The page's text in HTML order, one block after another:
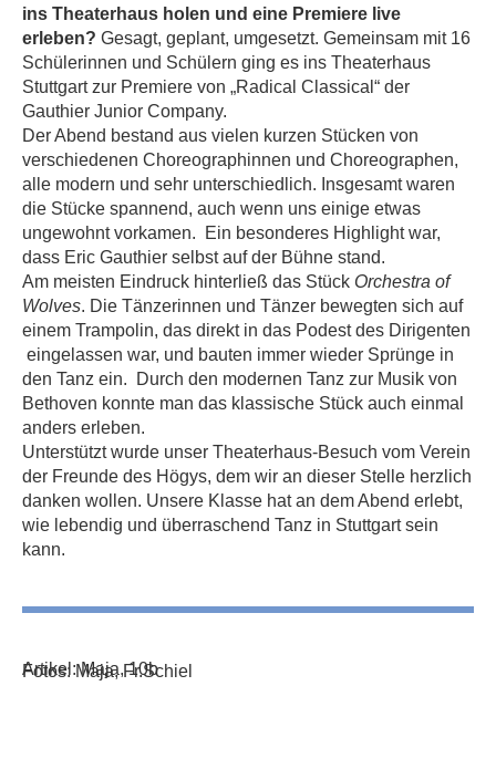
ins Theaterhaus holen und eine Premiere live
erleben? Gesagt, geplant, umgesetzt. Gemeinsam mit 16
Schülerinnen und Schülern ging es ins Theaterhaus
Stuttgart zur Premiere von „Radical Classical“ der
Gauthier Junior Company.
Der Abend bestand aus vielen kurzen Stücken von
verschiedenen Choreographinnen und Choreographen,
alle modern und sehr unterschiedlich. Insgesamt waren
die Stücke spannend, auch wenn uns einige etwas
ungewohnt vorkamen. Ein besonderes Highlight war,
dass Eric Gauthier selbst auf der Bühne stand.
Am meisten Eindruck hinterließ das Stück Orchestra of
Wolves. Die Tänzerinnen und Tänzer bewegten sich auf
einem Trampolin, das direkt in das Podest des Dirigenten
eingelassen war, und bauten immer wieder Sprünge in
den Tanz ein. Durch den modernen Tanz zur Musik von
Bethoven konnte man das klassische Stück auch einmal
anders erleben.
Unterstützt wurde unser Theaterhaus-Besuch vom Verein
der Freunde des Högys, dem wir an dieser Stelle herzlich
danken wollen. Unsere Klasse hat an dem Abend erlebt,
wie lebendig und überraschend Tanz in Stuttgart sein
kann.
Artikel: Maja, 10b
Fotos: Maja, Fr.Schiel